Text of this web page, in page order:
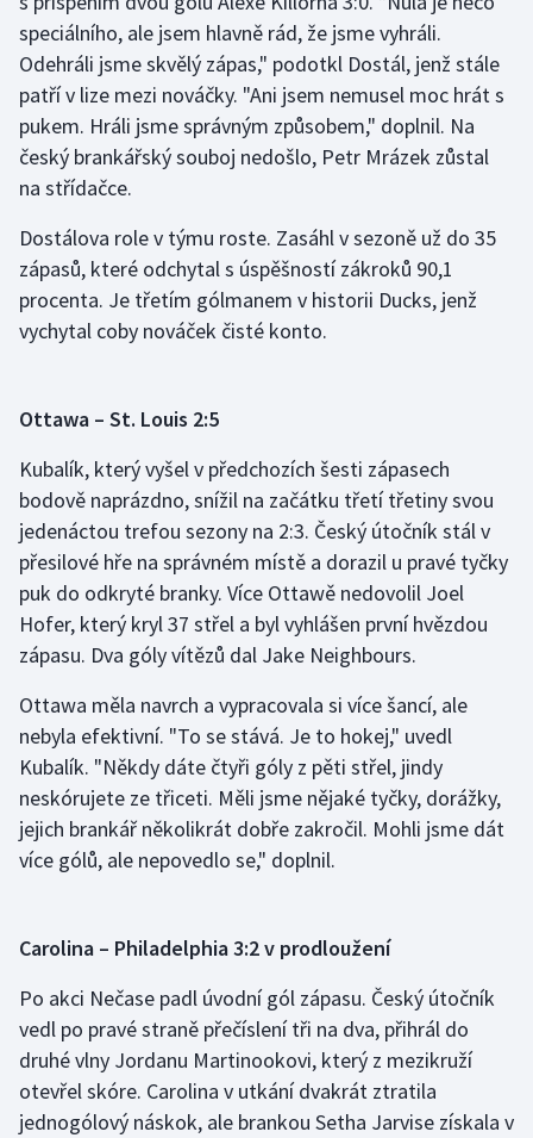
Motorsport
Olympijské hry
Parasport
Plavání
Plážový volejbal
Ragby
Rychlostní kanoistika
Short track
Sportovní střelba
Stolní tenis
Veslování
Vodní slalom
Volejbal
speciálního, ale jsem hlavně rád, že jsme vyhráli.
Odehráli jsme skvělý zápas," podotkl Dostál, jenž stále
patří v lize mezi nováčky. "Ani jsem nemusel moc hrát s
pukem. Hráli jsme správným způsobem," doplnil. Na
český brankářský souboj nedošlo, Petr Mrázek zůstal
na střídačce.
Dostálova role v týmu roste. Zasáhl v sezoně už do 35
zápasů, které odchytal s úspěšností zákroků 90,1
procenta. Je třetím gólmanem v historii Ducks, jenž
vychytal coby nováček čisté konto.
Ottawa – St. Louis 2:5
Kubalík, který vyšel v předchozích šesti zápasech
bodově naprázdno, snížil na začátku třetí třetiny svou
jedenáctou trefou sezony na 2:3. Český útočník stál v
přesilové hře na správném místě a dorazil u pravé tyčky
puk do odkryté branky. Více Ottawě nedovolil Joel
Hofer, který kryl 37 střel a byl vyhlášen první hvězdou
zápasu. Dva góly vítězů dal Jake Neighbours.
Ottawa měla navrch a vypracovala si více šancí, ale
nebyla efektivní. "To se stává. Je to hokej," uvedl
Kubalík. "Někdy dáte čtyři góly z pěti střel, jindy
neskórujete ze třiceti. Měli jsme nějaké tyčky, dorážky,
jejich brankář několikrát dobře zakročil. Mohli jsme dát
více gólů, ale nepovedlo se," doplnil.
Carolina – Philadelphia 3:2 v prodloužení
Po akci Nečase padl úvodní gól zápasu. Český útočník
vedl po pravé straně přečíslení tři na dva, přihrál do
druhé vlny Jordanu Martinookovi, který z mezikruží
otevřel skóre. Carolina v utkání dvakrát ztratila
jednogólový náskok, ale brankou Setha Jarvise získala v